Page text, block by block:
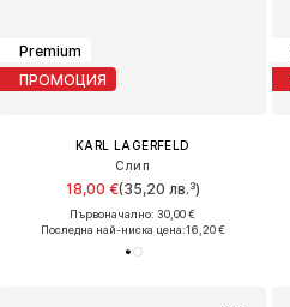
Premium
ПРОМОЦИЯ
KARL LAGERFELD
Слип
18,00 €(35,20 лв.³)
Първоначално: 30,00 €
Последна най-ниска цена:16,20 €